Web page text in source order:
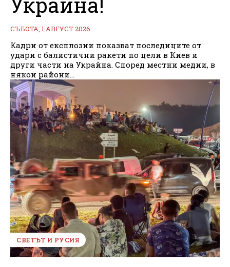
СЪБОТА, 1 АВГУСТ 2026
Кадри от експлозии показват последиците от
удари с балистични ракети по цели в Киев и
други части на Украйна. Според местни медии, в
някои райони...
СВЕТЪТ И РУСИЯ